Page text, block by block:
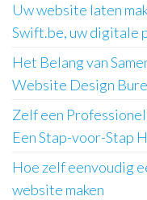
Uw website laten
Swift.be, uw digitale
Het Belang van
Website Design
Zelf een
Een Stap-voor-Stap
Hoe zelf eenvoudig
website maken